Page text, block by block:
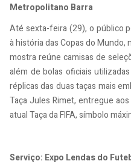
Metropolitano Barra
Até sexta-feira (29), o público
à história das Copas do
mostra reúne camisas de
além de bolas oficiais
réplicas das duas taças mais
Taça Jules Rimet, entregue
atual Taça da FIFA, símbolo
Serviço: Expo Lendas do